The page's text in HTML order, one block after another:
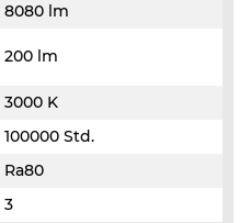
8080 lm
200 lm
3000 K
100000 Std.
Ra80
3